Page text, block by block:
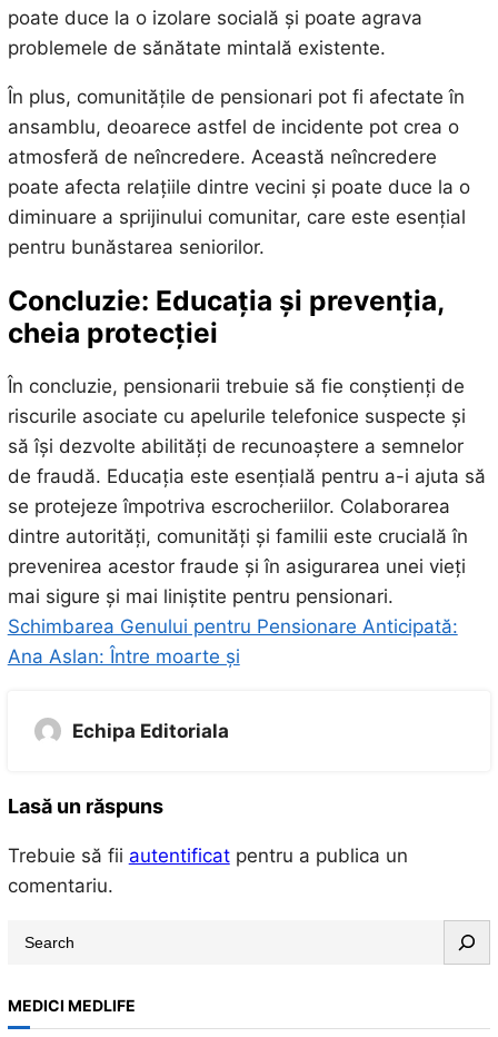
poate duce la o izolare socială și poate agrava
problemele de sănătate mintală existente.
În plus, comunitățile de pensionari pot fi afectate în
ansamblu, deoarece astfel de incidente pot crea o
atmosferă de neîncredere. Această neîncredere
poate afecta relațiile dintre vecini și poate duce la o
diminuare a sprijinului comunitar, care este esențial
pentru bunăstarea seniorilor.
Concluzie: Educația și prevenția,
cheia protecției
În concluzie, pensionarii trebuie să fie conștienți de
riscurile asociate cu apelurile telefonice suspecte și
să își dezvolte abilități de recunoaștere a semnelor
de fraudă. Educația este esențială pentru a-i ajuta să
se protejeze împotriva escrocheriilor. Colaborarea
dintre autorități, comunități și familii este crucială în
prevenirea acestor fraude și în asigurarea unei vieți
mai sigure și mai liniștite pentru pensionari.
Schimbarea Genului pentru Pensionare Anticipată:
Ana Aslan: Între moarte și
Echipa Editoriala
Lasă un răspuns
Trebuie să fii autentificatpentru a publica un
comentariu.
a
r
MEDICI MEDLIFE